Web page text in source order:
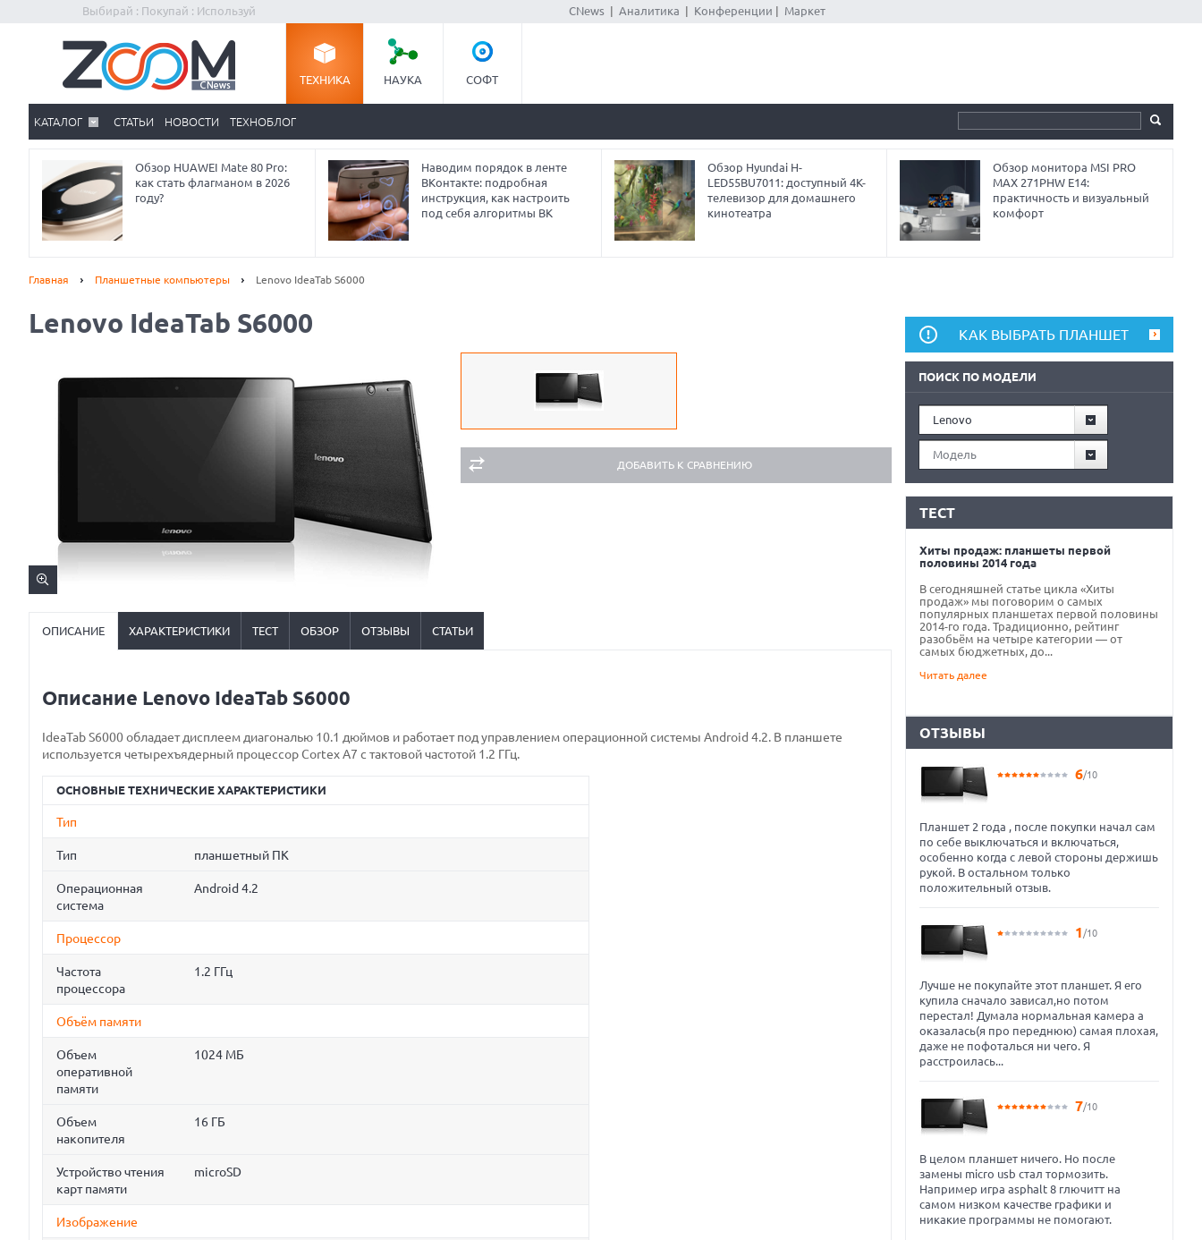
Выбирай : Покупай : Используй CNews| Аналитика Конференции Маркет
ТЕХНИКА НАУКА СОФТ
КАТАЛОГ СТАТЬИ НОВОСТИ ТЕХНОБЛОГ
Обзор HUAWEI Mate 80 Pro:
как стать флагманом в 2026
году?
Наводим порядок в ленте
ВКонтакте: подробная
инструкция, как настроить
под себя алгоритмы ВК
Обзор Hyundai H-
LED55BU7011: доступный 4K-
телевизор для домашнего
кинотеатра
Обзор монитора MSI PRO
MAX 271PHW E14:
практичность и визуальный
комфорт
Главная Планшетные компьютеры Lenovo IdeaTab S6000
Lenovo IdeaTab S6000
ДОБАВИТЬ К СРАВНЕНИЮ
ОПИСАНИЕ ХАРАКТЕРИСТИКИ ТЕСТ ОБЗОР ОТЗЫВЫ СТАТЬИ
Описание Lenovo IdeaTab S6000
IdeaTab S6000 обладает дисплеем диагональю 10.1 дюймов и работает под управлением операционной системы Android 4.2. В планшете
используется четырехъядерный процессор Cortex A7 с тактовой частотой 1.2 ГГц.
ОСНОВНЫЕ ТЕХНИЧЕСКИЕ ХАРАКТЕРИСТИКИ
Тип
Тип планшетный ПК
Операционная
система
Android 4.2
Процессор
Частота
процессора
1.2 ГГц
Объём памяти
Объем
оперативной
памяти
1024 МБ
Объем
накопителя
16 ГБ
Устройство чтения
карт памяти
microSD
Изображение
КАК ВЫБРАТЬ ПЛАНШЕТ
ПОИСК ПО МОДЕЛИ
Lenovo
Модель
ТЕСТ
Хиты продаж: планшеты первой
половины 2014 года
В сегодняшней статье цикла «Хиты
продаж» мы поговорим о самых
популярных планшетах первой половины
2014-го года. Традиционно, рейтинг
разобьём на четыре категории — от
самых бюджетных, до...
Читать далее
ОТЗЫВЫ
6/10
Планшет 2 года , после покупки начал сам
по себе выключаться и включаться,
особенно когда с левой стороны держишь
рукой. В остальном только
положительный отзыв.
1 /10
Лучше не покупайте этот планшет. Я его
купила сначало зависал,но потом
перестал! Думала нормальная камера а
оказалась(я про переднюю) самая плохая,
даже не пофоталься ни чего. Я
расстроилась...
7/10
В целом планшет ничего. Но после
замены micro usb стал тормозить.
Например игра asphalt 8 глючитт на
самом низком качестве графики и
никакие программы не помогают.